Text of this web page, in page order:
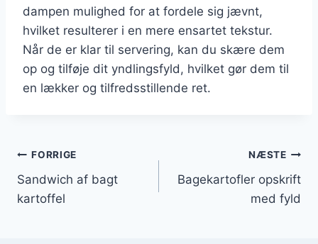
dampen mulighed for at fordele sig jævnt,
hvilket resulterer i en mere ensartet tekstur.
Når de er klar til servering, kan du skære dem
op og tilføje dit yndlingsfyld, hvilket gør dem til
en lækker og tilfredsstillende ret.
Indlægsnavigation
FORRIGE
Sandwich af bagt
kartoffel
NÆSTE
Bagekartofler opskrift
med fyld